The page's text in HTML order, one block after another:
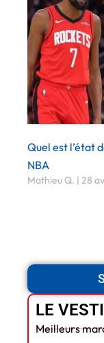
Quel est l’état
NBA
Mathieu Q. 28
LE
Meilleurs